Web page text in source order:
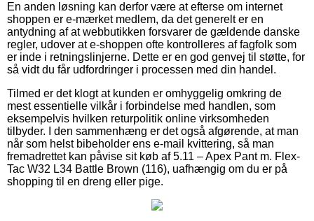
En anden løsning kan derfor være at efterse om internet
shoppen er e-mærket medlem, da det generelt er en
antydning af at webbutikken forsvarer de gældende danske
regler, udover at e-shoppen ofte kontrolleres af fagfolk som
er inde i retningslinjerne. Dette er en god genvej til støtte, for
så vidt du får udfordringer i processen med din handel.
Tilmed er det klogt at kunden er omhyggelig omkring de
mest essentielle vilkår i forbindelse med handlen, som
eksempelvis hvilken returpolitik online virksomheden
tilbyder. I den sammenhæng er det også afgørende, at man
når som helst bibeholder ens e-mail kvittering, så man
fremadrettet kan påvise sit køb af 5.11 – Apex Pant m. Flex-
Tac W32 L34 Battle Brown (116), uafhængig om du er på
shopping til en dreng eller pige.